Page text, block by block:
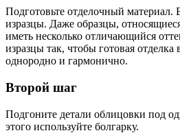
Подготовьте отделочный материал.
изразцы. Даже образцы,
иметь несколько отличающийся
изразцы так, чтобы готовая
однородно и гармонично.
Второй шаг
Подгоните детали облицовки под
этого используйте болгарку.